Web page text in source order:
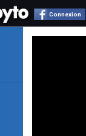
Connexion